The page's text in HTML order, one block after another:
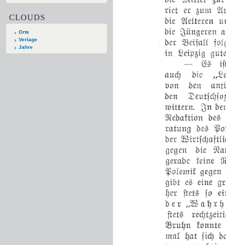
CLOUDS
Orte
Verlage
Jahre